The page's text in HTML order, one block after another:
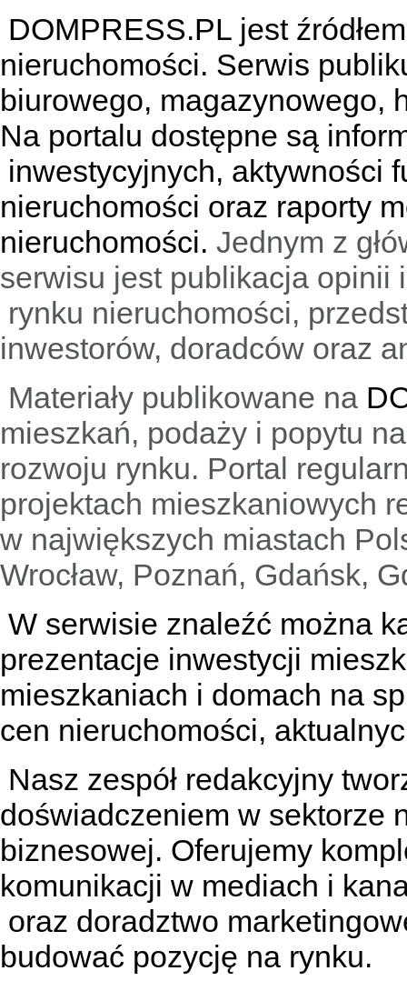
DOMPRESS.PL jest
nieruchomości. Serwis
biurowego, magazynowego,
Na portalu dostępne są
inwestycyjnych, aktywności
nieruchomości oraz raporty
nieruchomości. Jednym z
serwisu jest publikacja
rynku nieruchomości,
inwestorów, doradców oraz
Materiały publikowane na
mieszkań, podaży i popytu
rozwoju rynku. Portal
projektach mieszkaniowych
w największych miastach
Wrocław, Poznań, Gdańsk,
W serwisie znaleźć można
prezentacje inwestycji
mieszkaniach i domach na
cen nieruchomości,
Nasz zespół redakcyjny
doświadczeniem w sektorze
biznesowej. Oferujemy
komunikacji w mediach i
oraz doradztwo
budować pozycję na rynku.